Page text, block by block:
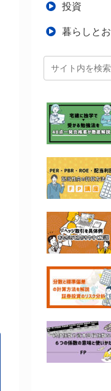
投資
暮らしと